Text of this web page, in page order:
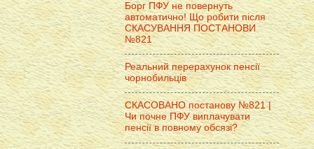
Борг ПФУ не повернуть
автоматично! Що робити після
СКАСУВАННЯ ПОСТАНОВИ
№821
Реальний перерахунок пенсії
чорнобильців
СКАСОВАНО постанову №821 |
Чи почне ПФУ виплачувати
пенсії в повному обсязі?